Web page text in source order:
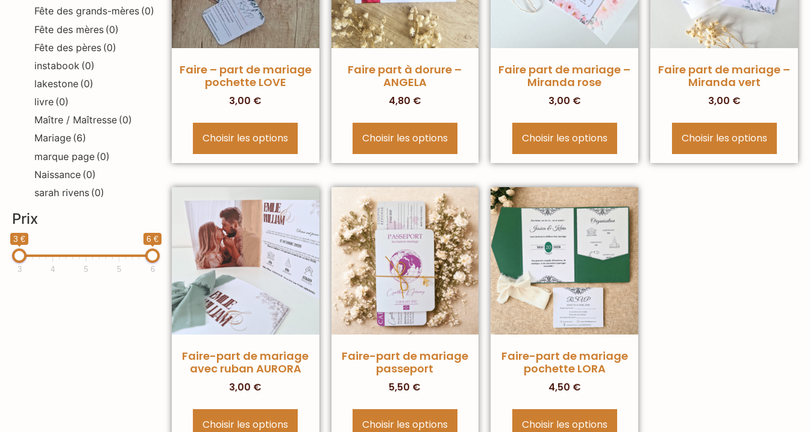
Fête des grands-mères (0)
Fête des mères (0)
Fête des pères (0)
instabook (0)
lakestone (0)
livre (0)
Maître / Maîtresse (0)
Mariage (6)
marque page (0)
Naissance (0)
sarah rivens (0)
Prix
3 € 6 €
3 4 5 5 6
Faire – part de mariage
pochette LOVE
3,00 €
Choisir les options
Faire part à dorure –
ANGELA
4,80 €
Choisir les options
Faire part de mariage –
Miranda rose
3,00 €
Choisir les options
Faire part de mariage –
Miranda vert
3,00 €
Choisir les options
Faire-part de mariage
avec ruban AURORA
3,00 €
Choisir les options
Faire-part de mariage
passeport
5,50 €
Choisir les options
Faire-part de mariage
pochette LORA
4,50 €
Choisir les options